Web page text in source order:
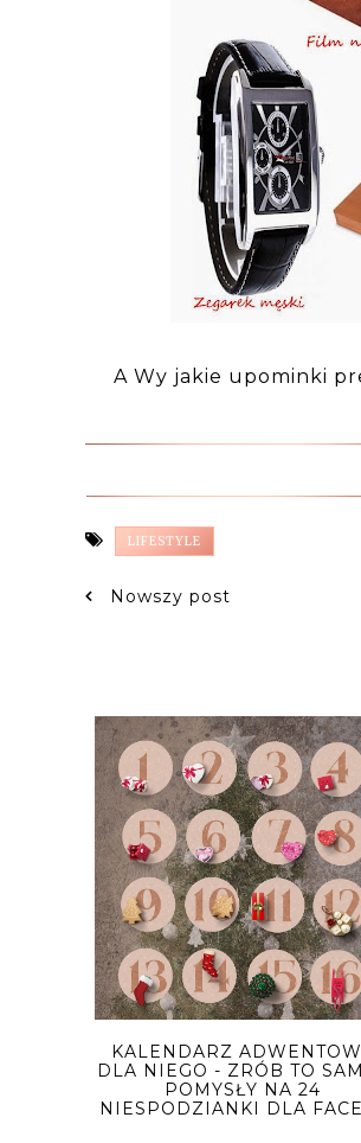
A Wy jakie upominki
LIFESTYLE
Nowszy post
KALENDARZ
DLA NIEGO - ZRÓB TO
POMYSŁY NA 24
NIESPODZIANKI DLA